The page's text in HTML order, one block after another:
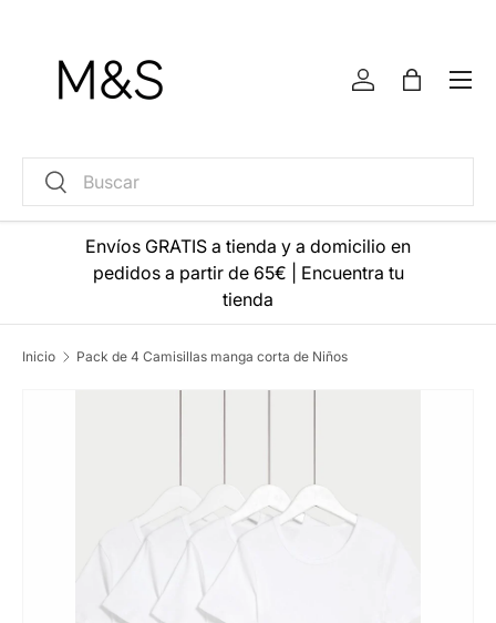
Buscar
Buscar
Iniciar sesión
Bolsa
Menú
Envíos GRATIS a tienda y a domicilio en
pedidos a partir de 65€
Encuentra tu
tienda
Inicio Pack de 4 Camisillas manga corta de Niños